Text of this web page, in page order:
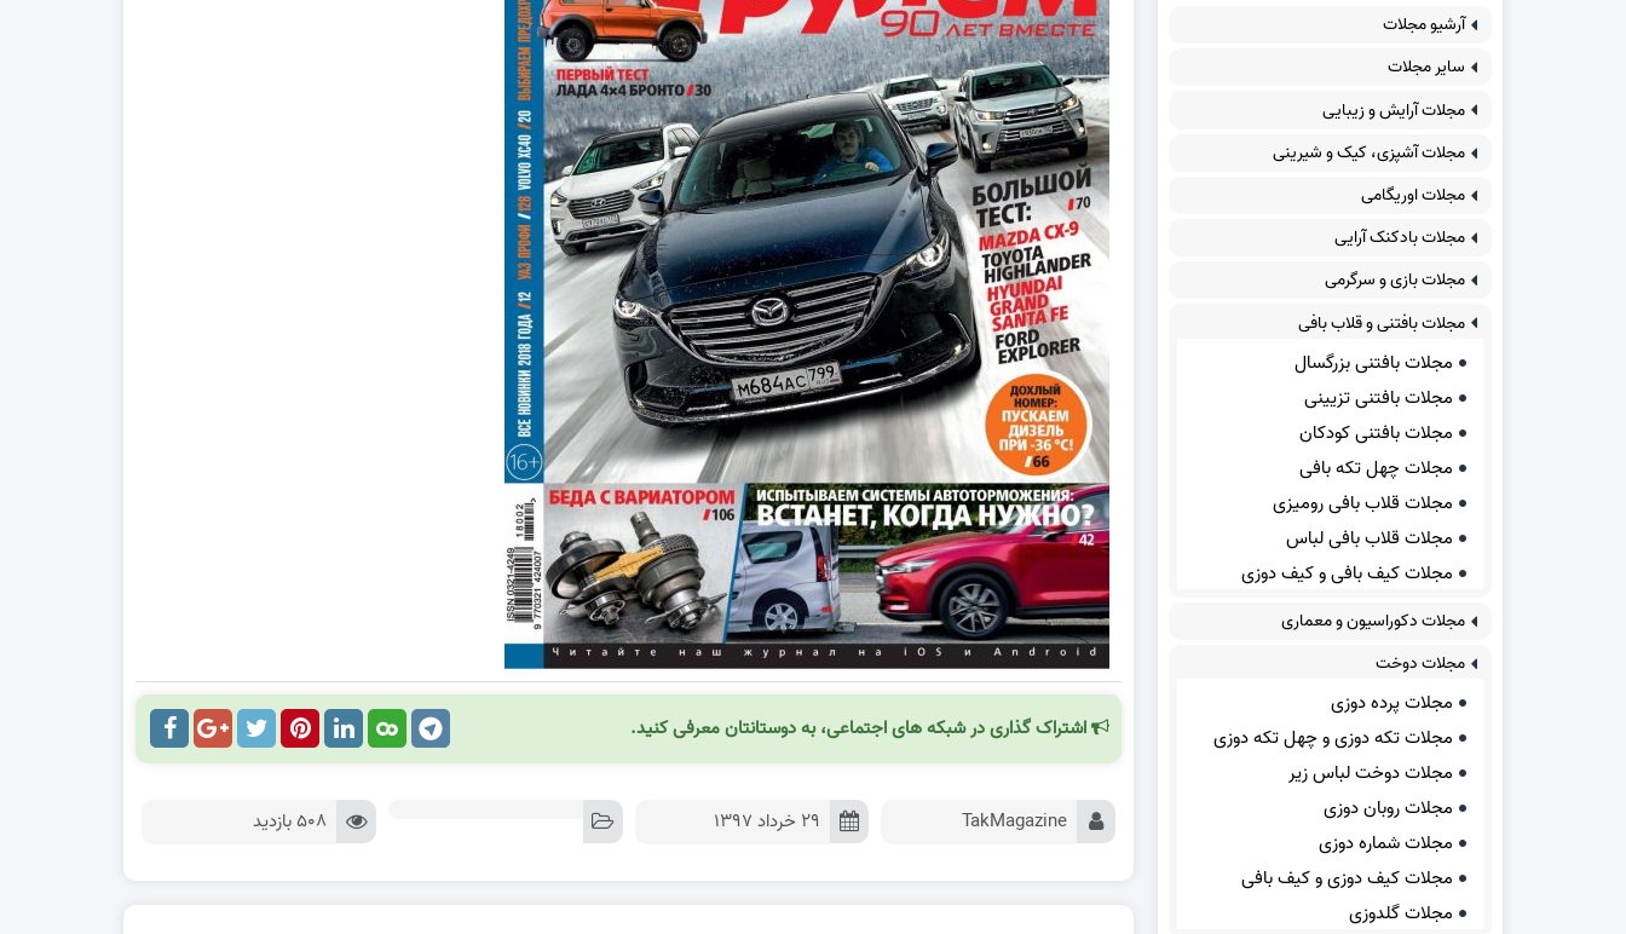
اشتراک گذاری در شبکه های اجتماعی، به دوستانتان معرفی کنید.
TakMagazine ۲۹ خرداد ۱۳۹۷ 508 بازدید
آرشیو مجلات
سایر مجلات
مجلات آرایش و زیبایی
مجلات آشپزی، کیک و شیرینی
مجلات اوریگامی
مجلات بادکنک آرایی
مجلات بازی و سرگرمی
مجلات بافتنی و قلاب بافی
مجلات بافتنی بزرگسال
مجلات بافتنی تزیینی
مجلات بافتنی کودکان
مجلات چهل تکه بافی
مجلات قلاب بافی رومیزی
مجلات قلاب بافی لباس
مجلات کیف بافی و کیف دوزی
مجلات دکوراسیون و معماری
مجلات دوخت
مجلات پرده دوزی
مجلات تکه دوزی و چهل تکه دوزی
مجلات دوخت لباس زیر
مجلات روبان دوزی
مجلات شماره دوزی
مجلات کیف دوزی و کیف بافی
مجلات گلدوزی